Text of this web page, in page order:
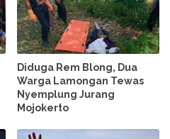
Diduga Rem Blong, Dua
Warga Lamongan Tewas
Nyemplung Jurang
Mojokerto